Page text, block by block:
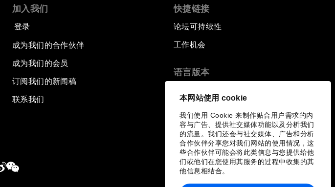
本网站使用 cookie
我们使用 Cookie 来制作贴合用户需求的内
容与广告、提供社交媒体功能以及分析我们
的流量。我们还会与社交媒体、广告和分析
合作伙伴分享您对我们网站的使用情况，这
些合作伙伴可能会将此类信息与您提供给他
们或他们在您使用其服务的过程中收集的其
他信息相结合。
加入我们
登录
成为我们的合作伙伴
成为我们的会员
订阅我们的新闻稿
联系我们
快捷链接
论坛可持续性
工作机会
语言版本